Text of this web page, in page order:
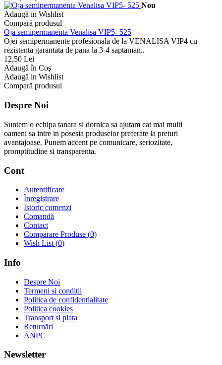
Nou
Adaugă in Wishlist
Compară produsul
Oja semipermanenta Venalisa VIP5- 525
Ojei semipermanente profesionala de la VENALISA VIP4 cu
rezistenta garantata de pana la 3-4 saptaman..
12,50 Lei
Adaugă în Coş
Adaugă in Wishlist
Compară produsul
Despre Noi
Suntem o echipa tanara si dornica sa ajutam cat mai multi
oameni sa intre in posesia produselor preferate la preturi
avantajoase. Punem accent pe comunicare, seriozitate,
promptitudine si transparenta.
Cont
Autentificare
Înregistrare
Istoric comenzi
Comandă
Contact
Comparare Produse (0)
Wish List (0)
Info
Despre Noi
Termeni si conditii
Politica de confidentialitate
Politica cookies
Transport si plata
Returnări
ANPC
Newsletter